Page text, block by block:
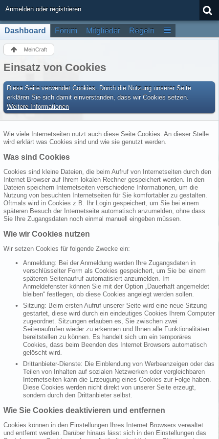
Anmelden oder registrieren
Dashboard Forum Mitglieder Regeln
MeinCraft
Einsatz von Cookies
Diese Seite verwendet Cookies. Durch die Nutzung unserer Seite
erklären Sie sich damit einverstanden, dass wir Cookies setzen.
Weitere Informationen
Wie viele Internetseiten nutzt auch diese Seite Cookies. An dieser Stelle
wird erklärt was Cookies sind und wie sie genutzt werden.
Was sind Cookies
Cookies sind kleine Dateien, die beim Aufruf von Internetseiten durch den
Internet Browser auf Ihrem lokalen Rechner gespeichert werden. In den
Dateien speichern Internetseiten verschiedene Informationen, um die
Nutzung von besuchten Internetseiten für Sie komfortabler zu gestalten.
Oftmals wird in Cookies z.B. Ihr Login gespeichert, um Sie bei einem
späteren Besuch der Internetseite automatisch anzumelden, ohne dass
Sie Ihre Zugangsdaten noch einmal manuell eingeben müssen.
Wie wir Cookies nutzen
Wir setzen Cookies für folgende Zwecke ein:
Anmeldung: Bei der Anmeldung werden Ihre Zugangsdaten in
verschlüsselter Form als Cookies gespeichert, um Sie bei einem
späteren Seitenaufruf automatisiert anzumelden. Im
Anmeldefenster können Sie mit der Option „Dauerhaft angemeldet
bleiben“ festlegen, ob diese Cookies angelegt werden sollen.
Sitzung: Beim ersten Aufruf unserer Seite wird eine neue Sitzung
gestartet, diese wird durch ein eindeutiges Cookies Ihrem Computer
zugeordnet. Sitzungen erlauben es, Sie zwischen zwei
Seitenaufrufen wieder zu erkennen und Ihnen alle Funktionalitäten
bereitstellen zu können. Es handelt sich um ein temporäres
Cookies, dass beim Beenden des Internet Browsers automatisch
gelöscht wird.
Drittanbieter-Dienste: Die Einblendung von Werbeanzeigen oder das
Teilen von Inhalten auf sozialen Netzwerken oder vergleichbaren
Internetseiten kann die Erzeugung eines Cookies zur Folge haben.
Diese Cookies werden nicht direkt von unserer Seite erzeugt,
sondern durch den Drittanbieter selbst.
Wie Sie Cookies deaktivieren und entfernen
Cookies können in den Einstellungen Ihres Internet Browsers verwaltet
und entfernt werden. Darüber hinaus lässt sich in den Einstellungen das